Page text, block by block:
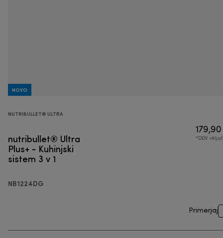
NOVO
NUTRIBULLET® ULTRA
nutribullet® Ultra
Plus+ - Kuhinjski
sistem 3 v 1
NB1224DG
*DDV
Primerjaj